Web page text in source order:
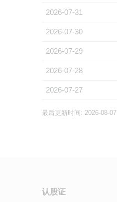
2026-07-31
2026-07-30
2026-07-29
2026-07-28
2026-07-27
最后更新时间: 2026-08-07
认股证